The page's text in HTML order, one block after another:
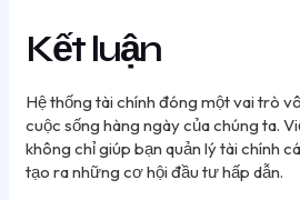
Kết luận
Hệ thống tài chính đóng một vai trò
cuộc sống hàng ngày của chúng ta.
không chỉ giúp bạn quản lý tài chính
tạo ra những cơ hội đầu tư hấp dẫn.